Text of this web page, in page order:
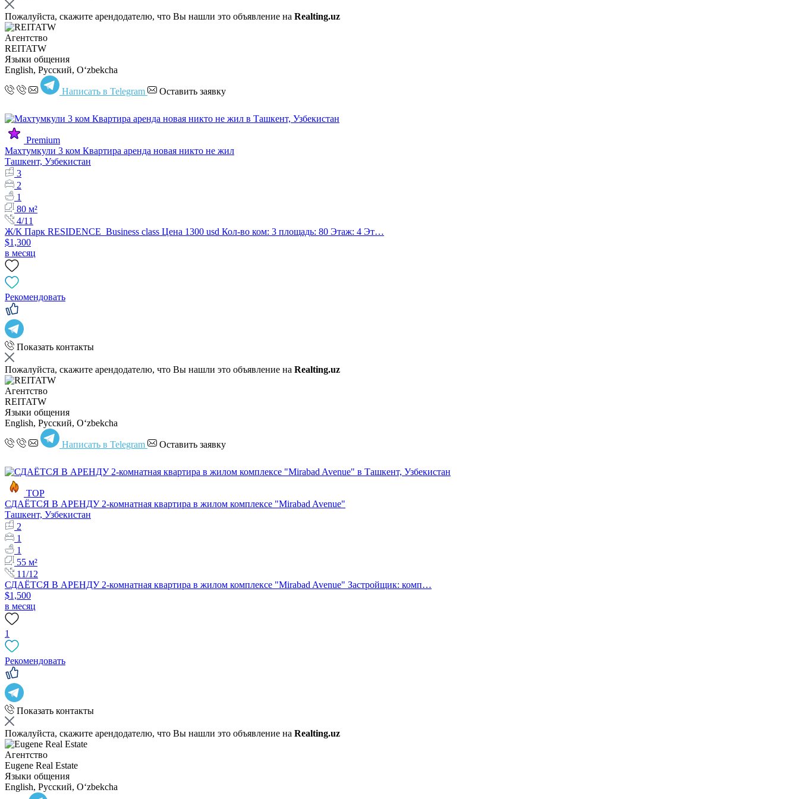
Пожалуйста, скажите арендодателю, что Вы нашли это объявление на Realting.uz
Агентство
REITATW
Языки общения
English, Русский, Oʻzbekcha
Написать в Telegram Оставить заявку
Premium
Махтумкули 3 ком Квартира аренда новая никто не жил
Ташкент, Узбекистан
3
2
1
80 м²
4/11
Ж/К Парк RESIDENCE Business class Цена 1300 usd Кол-во ком: 3 площадь: 80 Этаж: 4 Эт…
$1,300
в месяц
Рекомендовать
Показать контакты
Пожалуйста, скажите арендодателю, что Вы нашли это объявление на Realting.uz
Агентство
REITATW
Языки общения
English, Русский, Oʻzbekcha
Написать в Telegram Оставить заявку
TOP
СДАЁТСЯ В АРЕНДУ 2-комнатная квартира в жилом комплексе "Mirabad Avenue"
Ташкент, Узбекистан
2
1
1
55 м²
11/12
СДАЁТСЯ В АРЕНДУ 2-комнатная квартира в жилом комплексе "Mirabad Avenue" Застройщик: комп…
$1,500
в месяц
1
Рекомендовать
Показать контакты
Пожалуйста, скажите арендодателю, что Вы нашли это объявление на Realting.uz
Агентство
Eugene Real Estate
Языки общения
English, Русский, Oʻzbekcha